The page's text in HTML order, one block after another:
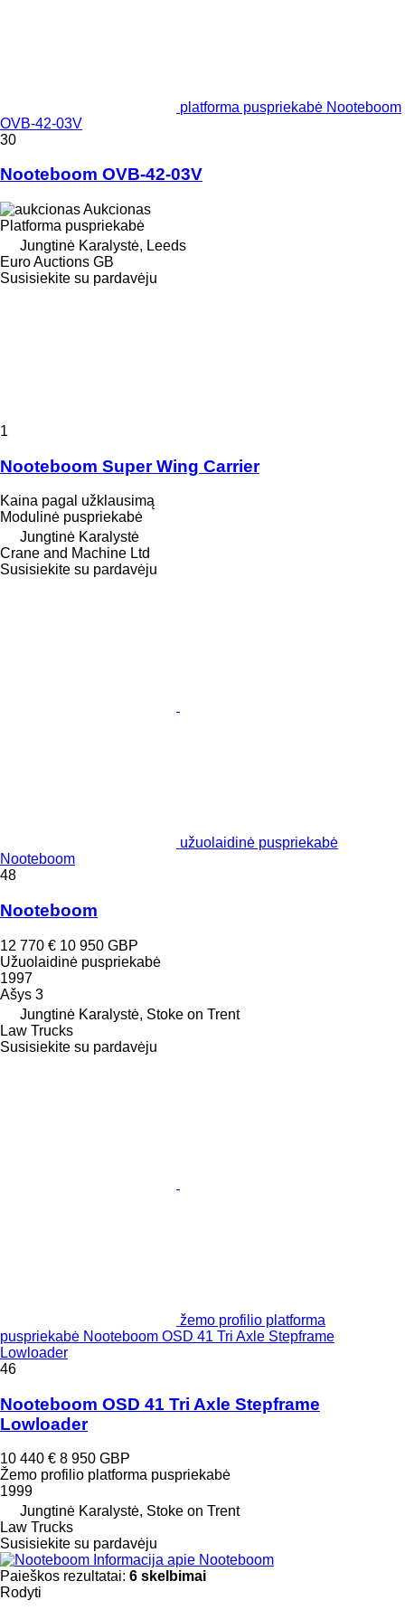
platforma puspriekabė Nooteboom
OVB-42-03V
30
Nooteboom OVB-42-03V
Aukcionas
Platforma puspriekabė
Jungtinė Karalystė, Leeds
Euro Auctions GB
Susisiekite su pardavėju
1
Nooteboom Super Wing Carrier
Kaina pagal užklausimą
Modulinė puspriekabė
Jungtinė Karalystė
Crane and Machine Ltd
Susisiekite su pardavėju
užuolaidinė puspriekabė
Nooteboom
48
Nooteboom
12 770 € 10 950 GBP
Užuolaidinė puspriekabė
1997
Ašys 3
Jungtinė Karalystė, Stoke on Trent
Law Trucks
Susisiekite su pardavėju
žemo profilio platforma
puspriekabė Nooteboom OSD 41 Tri Axle Stepframe
Lowloader
46
Nooteboom OSD 41 Tri Axle Stepframe
Lowloader
10 440 € 8 950 GBP
Žemo profilio platforma puspriekabė
1999
Jungtinė Karalystė, Stoke on Trent
Law Trucks
Susisiekite su pardavėju
Informacija apie Nooteboom
Paieškos rezultatai: 6 skelbimai
Rodyti